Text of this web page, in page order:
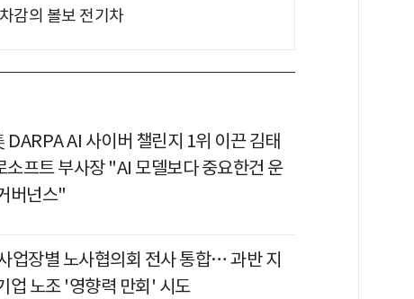
감의 볼보 전기차
DARPA AI 사이버 챌린지 1위 이끈 김태
소프트 부사장 "AI 모델보다 중요한건 운
버넌스"
업장별 노사협의회 전사 통합… 과반 지
업 노조 '영향력 만회' 시도